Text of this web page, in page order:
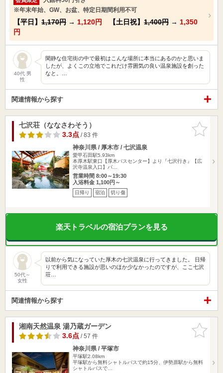
※年末年始、GW、お盆、特定日期間利用不可
【平日】 1,170円 → 1,120円 【土日祝】 1,400円 → 1,350
円
40代 男
性
閑静な住宅街の中で最初はこんな場所に本当にあるのかと思いま
したが、よくこの立地でこれだけ雰囲気の良い温泉施設を創った
なと。…
関連情報から探す
お気に入
りに追加
七沢荘（ななさわそう）
3.3点/ 83 件
神奈川県 / 厚木市 / 七沢温泉
愛甲石田駅5.93km
本厚木駅東口【厚木バスセンター】より『七沢行き』【広
沢寺温泉入口】バ…
営業時間 8:00～19:30
入浴料金 1,100円～
日帰り 宿泊 切り傷
楽天トラベルの宿泊プランを見る
50代～
女性
以前から気になっていた厚木の七沢温泉に行ってきました。 日帰
りで利用できる施設が思いのほか少なかったのですが、ここ七沢
荘…
関連情報から探す
お気に入
りに追加
湘南天然温泉 湯乃蔵ガーデン
3.6点/ 57 件
神奈川県 / 平塚市
平塚駅2.08km
平塚駅から無料シャトルバスで約15分、伊勢原駅から無料
シャトルバスで…